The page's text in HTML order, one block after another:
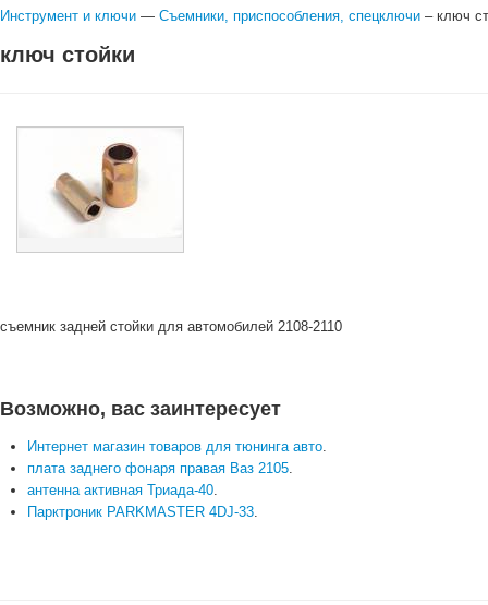
Инструмент и ключи — Съемники, приспособления, спецключи – ключ
ключ стойки
съемник задней стойки для автомобилей 2108-2110
Возможно, вас заинтересует
Интернет магазин товаров для тюнинга авто.
плата заднего фонаря правая Ваз 2105.
антенна активная Триада-40.
Парктроник PARKMASTER 4DJ-33.